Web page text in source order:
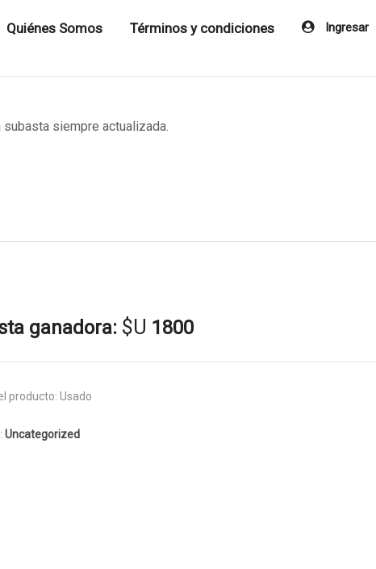
Quiénes Somos Términos y condiciones Ingresar
subasta siempre actualizada.
ganadora:$U 1800
producto: Usado
Uncategorized